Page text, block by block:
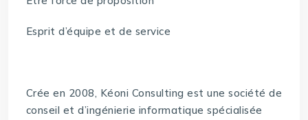
Esprit d’équipe et de service
Crée en 2008, Kéoni Consulting est une société de
conseil et d’ingénierie informatique spécialisée